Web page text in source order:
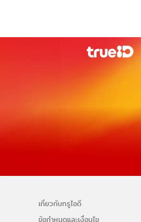
เกี่ยวกับทรูไอดี
ข้อกำหนดและเงื่อนไข